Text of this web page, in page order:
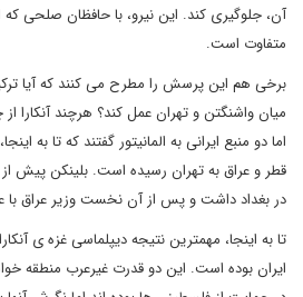
آن، جلوگیری کند. این نیرو، با حافظان صلحی که
متفاوت است.
برخی هم این پرسش را مطرح می کنند که آیا
میان واشنگتن و تهران عمل کند؟ هرچند آنکارا
اما دو منبع ایرانی به المانیتور گفتند که تا به
قطر و عراق به تهران رسیده است. بلینکن پیش از
در بغداد داشت و پس از آن نخست وزیر عراق با
تا به اینجا، مهمترین نتیجه دیپلماسی غزه ی
ایران بوده است. این دو قدرت غیرعرب منطقه